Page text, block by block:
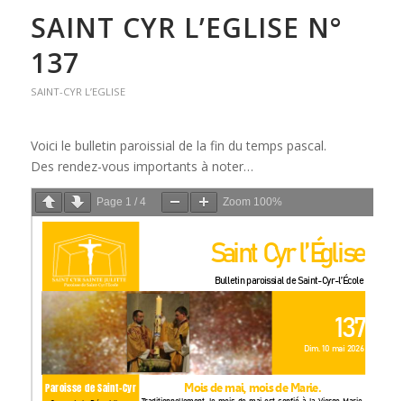
SAINT CYR L’EGLISE N°
137
SAINT-CYR L’EGLISE
Voici le bulletin paroissial de la fin du temps pascal.
Des rendez-vous importants à noter…
Page 1 / 4 Zoom 100%